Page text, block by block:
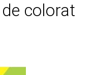
colorat